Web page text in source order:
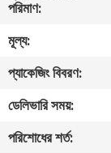
আমাদের
সম্পর্কে
কারখানা
ভ্রমণ
পরিমাণ:
মূল্য:
প্যাকেজিং বিবরণ:
ডেলিভারি সময়:
পরিশোধের শর্ত: